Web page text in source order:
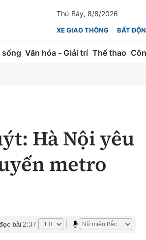
Thứ Bảy, 8/8/2026
XE GIAO THÔNG BẤT
sống Văn hóa - Giải trí Thể thao
tốc độ cao
Chứng khoán
Bảo hiểm
Hà Nội yêu
metro
bài 2:37